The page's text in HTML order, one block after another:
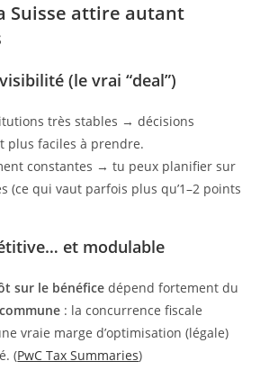
Suisse attire autant
(le vrai “deal”)
très stables → décisions
plus faciles à prendre.
constantes → tu peux planifier sur
(ce qui vaut parfois plus qu’1–2 points
et modulable
sur le bénéfice dépend fortement du
commune : la concurrence fiscale
vraie marge d’optimisation (légale)
(PwC Tax Summaries)